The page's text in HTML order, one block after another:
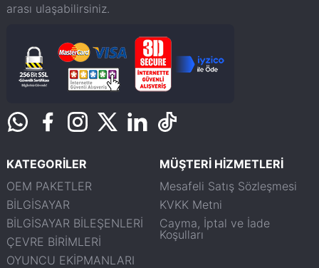
arası ulaşabilirsiniz.
KATEGORİLER
OEM PAKETLER
BİLGİSAYAR
BİLGİSAYAR BİLEŞENLERİ
ÇEVRE BİRİMLERİ
OYUNCU EKİPMANLARI
MÜŞTERİ HİZMETLERİ
Mesafeli Satış Sözleşmesi
KVKK Metni
Cayma, İptal ve İade
Koşulları